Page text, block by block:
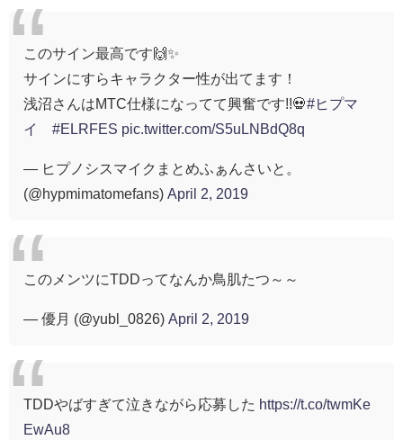
このサイン最高です🙌✨
サインにすらキャラクター性が出てます！
浅沼さんはMTC仕様になってて興奮です!!💀#ヒプマ
イ
#ELRFES pic.twitter.com/S5uLNBdQ8q
— ヒプノシスマイクまとめふぁんさいと。
(@hypmimatomefans) April 2, 2019
このメンツにTDDってなんか鳥肌たつ～～
— 優月 (@yubl_0826) April 2, 2019
TDDやばすぎて泣きながら応募した https://t.co/twmKe
EwAu8